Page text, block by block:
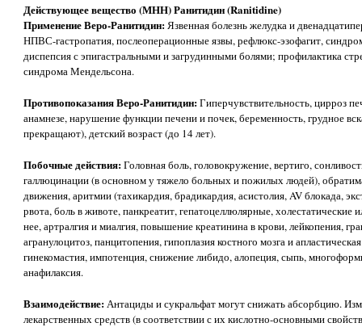
Действующее вещество (МНН) Ранитидин (Ranitidine)
Применение Веро-Ранитидин: Язвенная болезнь желудка и
НПВС-гастропатия, послеоперационные язвы, рефлюкс-эзофагит,
диспепсия с эпигастральными и загрудинными болями; профилактика
синдрома Мендельсона.
Противопоказания Веро-Ранитидин:Гиперчувствительность, цирроз
анамнезе, нарушение функции печени и почек, беременность, грудное
прекращают), детский возраст (до 14 лет).
Побочные действия:Головная боль, головокружение, вертиго,
галлюцинации (в основном у тяжело больных и пожилых людей),
движения, аритмии (тахикардия, брадикардия, асистолия, AV блокада,
рвота, боль в животе, панкреатит, гепатоцеллюлярные,
нее, артралгия и миалгия, повышение креатинина в крови, лейкопения,
агранулоцитоз, панцитопения, гипоплазия костного мозга и
гинекомастия, импотенция, снижение либидо, алопеция, сыпь,
анафилаксия.
Взаимодействие: Антациды и сукральфат могут снижать абсорбцию.
лекарственных средств (в соответствии с их кислотно-основными